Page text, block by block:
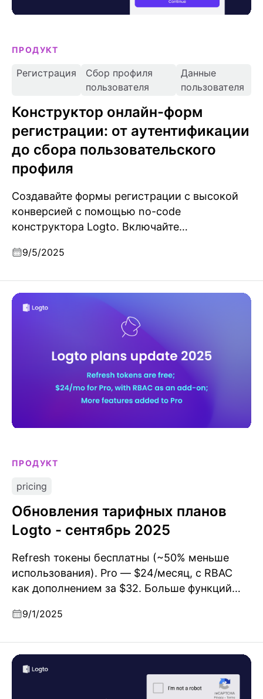
ПРОДУКТ
Регистрация
Сбор профиля
пользователя
Данные
пользователя
Конструктор онлайн-форм
регистрации: от аутентификации
до сбора пользовательского
профиля
Создавайте формы регистрации с высокой
конверсией с помощью no-code
конструктора Logto. Включайте
телефон, имя пользователя, соцсети, SSO) и
9/5/2025
ПРОДУКТ
pricing
Обновления тарифных планов
Logto - сентябрь 2025
Refresh токены бесплатны (~50% меньше
использования). Pro — $24/месяц, с RBAC
как дополнением за $32. Больше функций
9/1/2025
Обновления тарифных планов Logto - сентябрь
2025
Руководство покупателя CAPTCHA-провайдеров
2025